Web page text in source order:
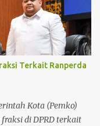
publik yang positif
kalangan usia
ini untuk
hingga
dan
motor penggerak
Kecil, dan
area kegiatan
ramainya pe...
Terkait Ranperda
Kota (Pemko)
di DPRD terkait